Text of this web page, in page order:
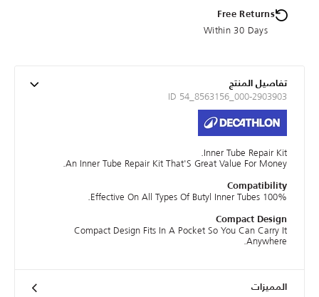
Free Returns
Within 30 Days
تفاصيل المنتج
ID 54_8563156_000-2903903
Inner Tube Repair Kit.
An Inner Tube Repair Kit That'S Great Value For Money.
Compatibility
100% Effective On All Types Of Butyl Inner Tubes.
Compact Design
Compact Design Fits In A Pocket So You Can Carry It
Anywhere.
المميزات